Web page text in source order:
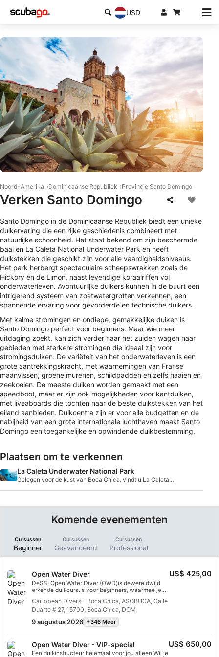
USD
Noord-Amerika Dominicaanse Republiek Provincie Santo Domingo
Verken Santo Domingo
Santo Domingo in de Dominicaanse Republiek biedt een unieke
duikervaring die een rijke geschiedenis combineert met
natuurlijke schoonheid. Het staat bekend om zijn beschermde
baai en La Caleta National Underwater Park en heeft
duikstekken die geschikt zijn voor alle vaardigheidsniveaus.
Het park herbergt spectaculaire scheepswrakken zoals de
Hickory en de Limon, naast levendige koraalriffen vol
onderwaterleven. Avontuurlijke duikers kunnen in de buurt een
intrigerend systeem van zoetwatergrotten verkennen, een
spannende ervaring voor gevorderde en technische duikers.
Met kalme stromingen en ondiepe, gemakkelijke duiken is
Santo Domingo perfect voor beginners. Maar wie meer
uitdaging zoekt, kan zich verder naar het zuiden wagen naar
gebieden met sterkere stromingen die ideaal zijn voor
stromingsduiken. De variëteit van het onderwaterleven is een
grote aantrekkingskracht, met waarnemingen van Franse
maanvissen, groene murenen, schildpadden en zelfs haaien en
zeekoeien. De meeste duiken worden gemaakt met een
speedboot, maar er zijn ook mogelijkheden voor kantduiken,
met liveaboards die tochten naar de beste duikstekken van het
eiland aanbieden. Duikcentra zijn er voor alle budgetten en de
nabijheid van een grote internationale luchthaven maakt Santo
Domingo een toegankelijke en opwindende duikbestemming.
Plaatsen om te verkennen
La Caleta Underwater National Park
Gelegen voor de kust van Boca Chica, vindt u La Caleta
milieu en een geweldige duiklocatie.
Komende evenementen
Cursussen
Beginner
Cursussen
Geavanceerd
Cursussen
Professional
Open Water Diver
DeSSI Open Water Diver (OWD)is dewereldwijd
erkende duikcursus voor beginners, waarmee je
om samen met een duikpartner (Buddy) tot 18
meter diep te duiken. De cursus bestaat uit drie
delen:Theorie,Zwembad/ondiep waterenDuiken in
open water.[1,2,3,4]
Caribbean Divers - Boca Chica, ASOBUCA, Calle
Duarte # 27, 15700, Boca Chica, DOM
9 augustus 2026 +346 Meer
US$ 425,00
Open Water Diver - VIP-special
Een duikinstructeur helemaal voor jou alleen!Wil je
US$ 650,00